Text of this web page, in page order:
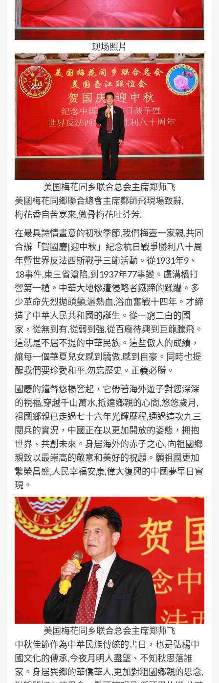
现场照片
美国梅花同乡联合总会主席郑师飞
美國梅花同鄉聯合總會主席鄭師飛現場致辭,
梅花香自苦寒來,傲骨梅花吐芬芳.
在最具詩情畫意的初秋季節,我們梅壺一家親,共同
合辦「賀國慶|迎中秋」紀念杭日戰爭勝利八十周
年暨世界反法西斯戰爭三節活動。從1931年9、
18事件,東三省滄陷,到1937年77事變。盧溝橋打
響第一槍。中華大地慘遭侵略者鐵蹄的蹂躪。多
少革命先烈拋頭顱,灑熱血,浴血奮戰十四年。才締
造了中華人民共和國的誕生。從一窮二白的國
家，從無到有,從弱到強,從百廢待興到巨龍騰飛。
這就是不屈不提的中華民族。這些傲人的成績，
讓每一個華夏兒女感到驕傲,感到自豪。同時也提
醒我們要珍愛和平,勿忘歷史。正義必勝。
國慶的鐘聲悠楊響起，它帶著海外遊子對您深深
的視福,穿越千山萬水,抵達鄉親的心間,悠悠歲月,
祖國鄉親已走過七十六年光輝歷程,通過這次九三
閱兵的實況，中國正在以更加開放的姿態，拥抱
世界、共創未來。身居海外的赤子之心, 向祖國鄉
親致以最崇高的敬意和美好的祝願。願祖國更加
繁榮昌盛,人民幸福安康,偉大復興的中國夢早日實
現。
美国梅花同乡联合总会主席郑师飞
中秋佳節作為中華民族傳統的書日，也是弘楊中
國文化的傳承,今夜月明人盡望、不知秋思落誰
家。身居異鄉的華僑華人,更加對粗國鄉親的思念,